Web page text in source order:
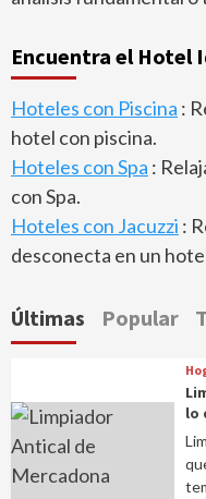
Encuentra el Hotel
Hoteles con Piscina :
hotel con piscina.
Hoteles con Spa :
con Spa.
Hoteles con Jacuzzi :
desconecta en un
Últimas Popular
lo